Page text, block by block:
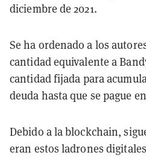
diciembre de 2021.
Se ha ordenado a los
cantidad equivalente a
cantidad fijada para
deuda hasta que se pague
Debido a la blockchain,
eran estos ladrones